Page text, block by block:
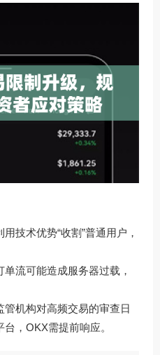
用技术优势“收割”普通用户，
单流可能造成服务器过载，
管机构对高频交易的审查日
，OKX需提前响应。